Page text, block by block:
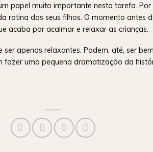
papel muito importante nesta tarefa. Por
rotina dos seus filhos. O momento antes
acaba por acalmar e relaxar as crianças.
apenas relaxantes. Podem, até, ser
uma pequena dramatização da